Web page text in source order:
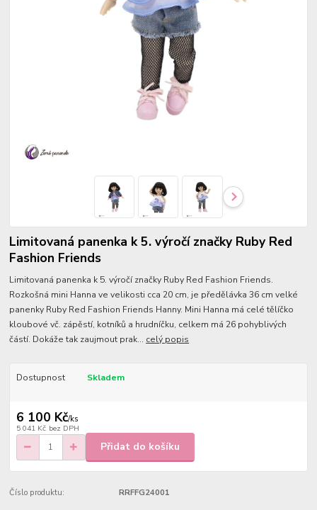
Limitovaná panenka k 5. výročí značky Ruby Red
Fashion Friends
Limitovaná panenka k 5. výročí značky Ruby Red Fashion Friends.
Rozkošná mini Hanna ve velikosti cca 20 cm, je předělávka 36 cm velké
panenky Ruby Red Fashion Friends Hanny. Mini Hanna má celé tělíčko
kloubové vč. zápěstí, kotníků a hrudníčku, celkem má 26 pohyblivých
částí. Dokáže tak zaujmout prak... celý popis
Dostupnost Skladem
6 100 Kč/ks
5 041 Kč bez DPH
Přidat do košíku
Číslo produktu: RRFFG24001